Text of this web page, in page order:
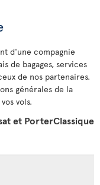
d'une compagnie
de bagages, services
de nos partenaires.
générales de la
vols.
et PorterClassique